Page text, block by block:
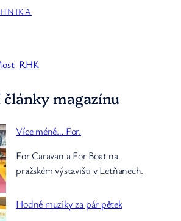
RHK
články magazínu
Více méně… For.
For Caravan a For Boat na
pražském výstavišti v Letňanech.
Hodně muziky za pár pětek